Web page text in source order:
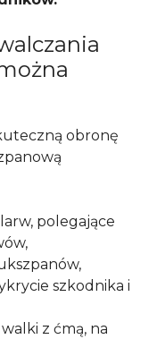
obronę
polegające
szkodnika i
z ćmą, na